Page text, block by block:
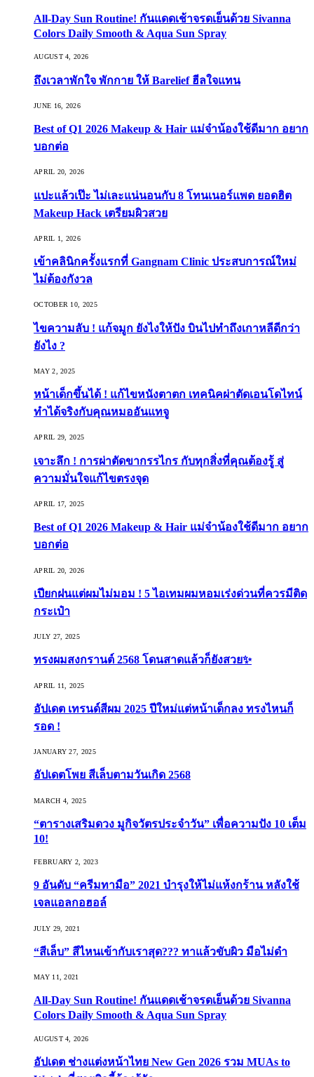
All-Day Sun Routine! กันแดดเช้าจรดเย็นด้วย Sivanna
Colors Daily Smooth & Aqua Sun Spray
AUGUST 4, 2026
ถึงเวลาพักใจ พักกาย ให้ Barelief ฮีลใจแทน
JUNE 16, 2026
Best of Q1 2026 Makeup & Hair แม่จ๋าน้องใช้ดีมาก อยาก
บอกต่อ
APRIL 20, 2026
แปะแล้วเป๊ะ ไม่เละแน่นอนกับ 8 โทนเนอร์แพด ยอดฮิต
Makeup Hack เตรียมผิวสวย
APRIL 1, 2026
เข้าคลินิกครั้งแรกที่ Gangnam Clinic ประสบการณ์ใหม่
ไม่ต้องกังวล
OCTOBER 10, 2025
ไขความลับ ! แก้จมูก ยังไงให้ปัง บินไปทำถึงเกาหลีดีกว่า
ยังไง ?
MAY 2, 2025
หน้าเด็กขึ้นได้ ! แก้ไขหนังตาตก เทคนิคผ่าตัดเอนโดไทน์
ทำได้จริงกับคุณหมออันแทจู
APRIL 29, 2025
เจาะลึก ! การผ่าตัดขากรรไกร กับทุกสิ่งที่คุณต้องรู้ สู่
ความมั่นใจแก้ไขตรงจุด
APRIL 17, 2025
Best of Q1 2026 Makeup & Hair แม่จ๋าน้องใช้ดีมาก อยาก
บอกต่อ
APRIL 20, 2026
เปียกฝนแต่ผมไม่มอม ! 5 ไอเทมผมหอมเร่งด่วนที่ควรมีติด
กระเป๋า
JULY 27, 2025
ทรงผมสงกรานต์ 2568 โดนสาดแล้วก็ยังสวย✨
APRIL 11, 2025
อัปเดต เทรนด์สีผม 2025 ปีใหม่แต่หน้าเด็กลง ทรงไหนก็
รอด !
JANUARY 27, 2025
อัปเดตโพย สีเล็บตามวันเกิด 2568
MARCH 4, 2025
“ตารางเสริมดวง มูกิจวัตรประจำวัน” เพื่อความปัง 10 เต็ม
10!
FEBRUARY 2, 2023
9 อันดับ “ครีมทามือ” 2021 บำรุงให้ไม่แห้งกร้าน หลังใช้
เจลแอลกอฮอล์
JULY 29, 2021
“สีเล็บ” สีไหนเข้ากับเราสุด??? ทาแล้วขับผิว มือไม่ดำ
MAY 11, 2021
All-Day Sun Routine! กันแดดเช้าจรดเย็นด้วย Sivanna
Colors Daily Smooth & Aqua Sun Spray
AUGUST 4, 2026
อัปเดต ช่างแต่งหน้าไทย New Gen 2026 รวม MUAs to